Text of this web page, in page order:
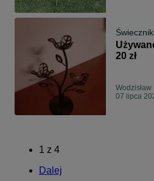
20 zł
Wodzisław
07 lipca
1 z 4
Dalej